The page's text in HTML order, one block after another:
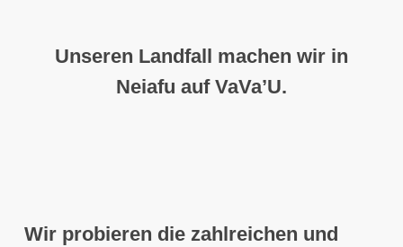
Unseren Landfall
machen wir in
Neiafu auf VaVa’U.
Wir probieren die zahlreichen und